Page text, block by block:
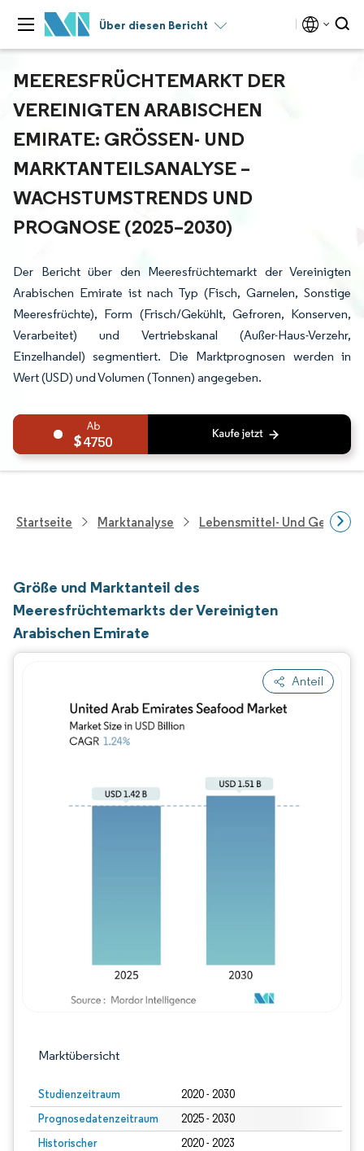
Über diesen Bericht
MEERESFRÜCHTEMARKT DER
VEREINIGTEN ARABISCHEN
EMIRATE: GRÖSSEN- UND M
ARKTANTEILSANALYSE – W
ACHSTUMSTRENDS UND P
ROGNOSE (2025–2030)
Der Bericht über den Meeresfrüchtemarkt der Vereinigten
Arabischen Emirate ist nach Typ (Fisch, Garnelen, Sonstige
Meeresfrüchte), Form (Frisch/Gekühlt, Gefroren, Konserven,
Verarbeitet) und Vertriebskanal (Außer-Haus-Verzehr,
Einzelhandel) segmentiert. Die Marktprognosen werden in
Wert (USD) und Volumen (Tonnen) angegeben.
4750
Startseite Marktanalyse Lebensmittel- Und
Größe und Marktanteil des
Meeresfrüchtemarkts der Vereinigten
Arabischen Emirate
Anteil
Marktübersicht
Studienzeitraum 2020 - 2030
Prognosedatenzeitraum 2025 - 2030
Historischer
2020 - 2023